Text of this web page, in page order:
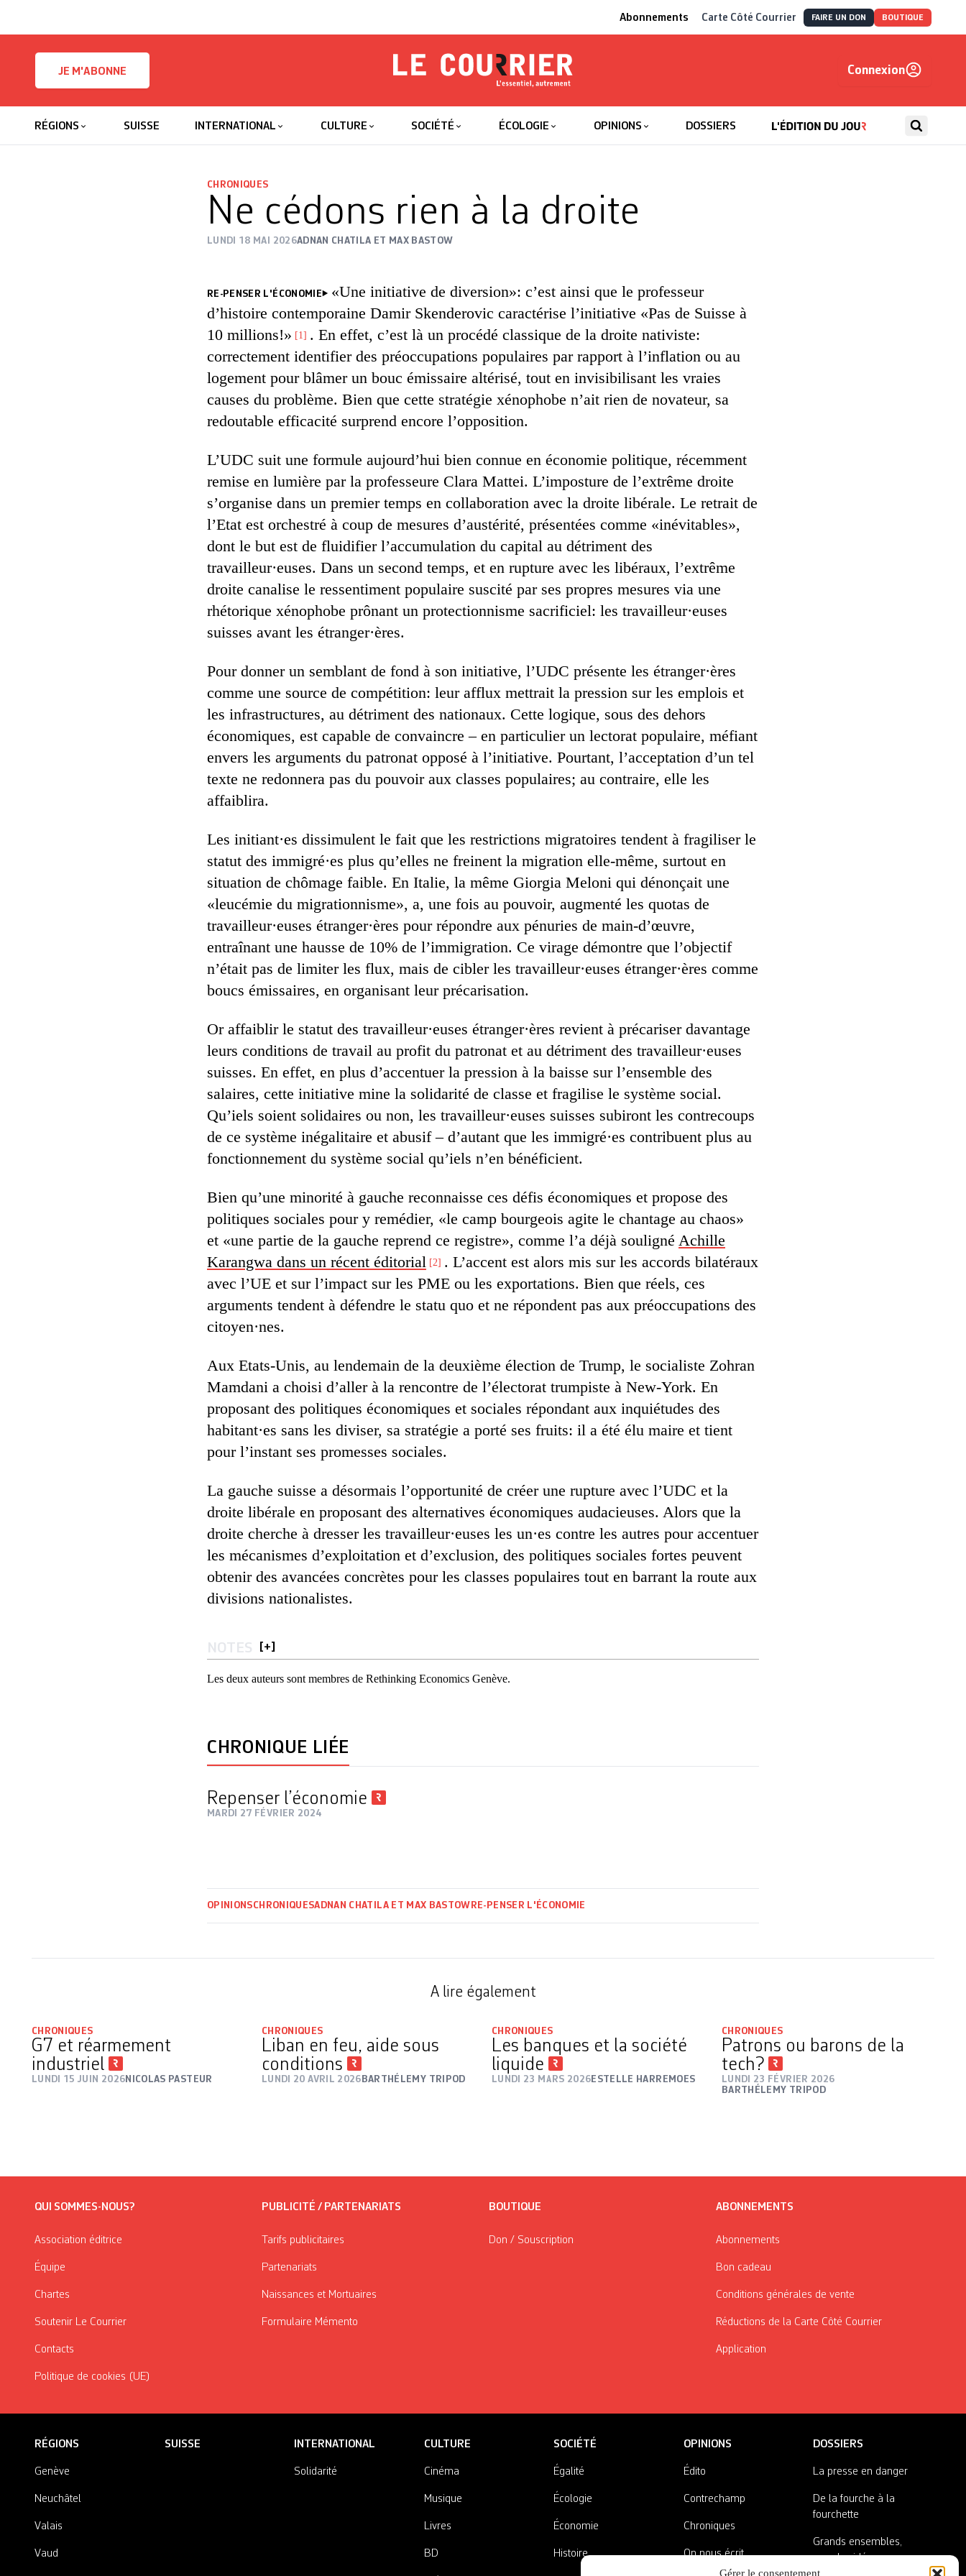
Gérer le consentement
Abonnements Carte Côté Courrier FAIRE UN DON BOUTIQUE
JE M'ABONNE
Le Courrier
Connexion
RÉGIONS SUISSE INTERNATIONAL CULTURE SOCIÉTÉ ÉCOLOGIE OPINIONS DOSSIERS
CHRONIQUES
Ne cédons rien à la droite
LUNDI 18 MAI 2026ADNAN CHATILA ET MAX BASTOW
RE-PENSER L'ÉCONOMIE
«Une initiative de diversion»: c’est ainsi que le professeur
d’histoire contemporaine Damir Skenderovic caractérise l’initiative «Pas de Suisse à
10 millions!»
1
. En effet, c’est là un procédé classique de la droite nativiste:
correctement identifier des préoccupations populaires par rapport à l’inflation ou au
logement pour blâmer un bouc émissaire altérisé, tout en invisibilisant les vraies
causes du problème. Bien que cette stratégie xénophobe n’ait rien de novateur, sa
redoutable efficacité surprend encore l’opposition.
L’UDC suit une formule aujourd’hui bien connue en économie politique, récemment
remise en lumière par la professeure Clara Mattei. L’imposture de l’extrême droite
s’organise dans un premier temps en collaboration avec la droite libérale. Le retrait de
l’Etat est orchestré à coup de mesures d’austérité, présentées comme «inévitables»,
dont le but est de fluidifier l’accumulation du capital au détriment des
travailleur·euses. Dans un second temps, et en rupture avec les libéraux, l’extrême
droite canalise le ressentiment populaire suscité par ses propres mesures via une
rhétorique xénophobe prônant un protectionnisme sacrificiel: les travailleur·euses
suisses avant les étranger·ères.
Pour donner un semblant de fond à son initiative, l’UDC présente les étranger·ères
comme une source de compétition: leur afflux mettrait la pression sur les emplois et
les infrastructures, au détriment des nationaux. Cette logique, sous des dehors
économiques, est capable de convaincre – en particulier un lectorat populaire, méfiant
envers les arguments du patronat opposé à l’initiative. Pourtant, l’acceptation d’un tel
texte ne redonnera pas du pouvoir aux classes populaires; au contraire, elle les
affaiblira.
Les initiant·es dissimulent le fait que les restrictions migratoires tendent à fragiliser le
statut des immigré·es plus qu’elles ne freinent la migration elle-même, surtout en
situation de chômage faible. En Italie, la même Giorgia Meloni qui dénonçait une
«leucémie du migrationnisme», a, une fois au pouvoir, augmenté les quotas de
travailleur·euses étranger·ères pour répondre aux pénuries de main-d’œuvre,
entraînant une hausse de 10% de l’immigration. Ce virage démontre que l’objectif
n’était pas de limiter les flux, mais de cibler les travailleur·euses étranger·ères comme
boucs émissaires, en organisant leur précarisation.
Or affaiblir le statut des travailleur·euses étranger·ères revient à précariser davantage
leurs conditions de travail au profit du patronat et au détriment des travailleur·euses
suisses. En effet, en plus d’accentuer la pression à la baisse sur l’ensemble des
salaires, cette initiative mine la solidarité de classe et fragilise le système social.
Qu’iels soient solidaires ou non, les travailleur·euses suisses subiront les contrecoups
de ce système inégalitaire et abusif – d’autant que les immigré·es contribuent plus au
fonctionnement du système social qu’iels n’en bénéficient.
Bien qu’une minorité à gauche reconnaisse ces défis économiques et propose des
politiques sociales pour y remédier, «le camp bourgeois agite le chantage au chaos»
et «une partie de la gauche reprend ce registre», comme l’a déjà souligné Achille
Karangwa dans un récent éditorial
2
. L’accent est alors mis sur les accords bilatéraux
avec l’UE et sur l’impact sur les PME ou les exportations. Bien que réels, ces
arguments tendent à défendre le statu quo et ne répondent pas aux préoccupations des
citoyen·nes.
Aux Etats-Unis, au lendemain de la deuxième élection de Trump, le socialiste Zohran
Mamdani a choisi d’aller à la rencontre de l’électorat trumpiste à New-York. En
proposant des politiques économiques et sociales répondant aux inquiétudes des
habitant·es sans les diviser, sa stratégie a porté ses fruits: il a été élu maire et tient
pour l’instant ses promesses sociales.
La gauche suisse a désormais l’opportunité de créer une rupture avec l’UDC et la
droite libérale en proposant des alternatives économiques audacieuses. Alors que la
droite cherche à dresser les travailleur·euses les un·es contre les autres pour accentuer
les mécanismes d’exploitation et d’exclusion, des politiques sociales fortes peuvent
obtenir des avancées concrètes pour les classes populaires tout en barrant la route aux
divisions nationalistes.
NOTES [+]
Les deux auteurs sont membres de Rethinking Economics Genève.
CHRONIQUE LIÉE
Repenser l’économie
MARDI 27 FÉVRIER 2024
OPINIONSCHRONIQUESADNAN CHATILA ET MAX BASTOW RE-PENSER L'ÉCONOMIE
A lire également
CHRONIQUES
G7 et réarmement
industriel
LUNDI 15 JUIN 2026 NICOLAS PASTEUR
CHRONIQUES
Liban en feu, aide sous
conditions
LUNDI 20 AVRIL 2026 BARTHÉLEMY TRIPOD
CHRONIQUES
Les banques et la société
liquide
LUNDI 23 MARS 2026 ESTELLE HARREMOES
CHRONIQUES
Patrons ou barons de la
tech?
LUNDI 23 FÉVRIER 2026
BARTHÉLEMY TRIPOD
QUI SOMMES-NOUS?
Association éditrice
Équipe
Chartes
Soutenir Le Courrier
Contacts
Politique de cookies (UE)
PUBLICITÉ / PARTENARIATS
Tarifs publicitaires
Partenariats
Naissances et Mortuaires
Formulaire Mémento
BOUTIQUE
Don / Souscription
ABONNEMENTS
Abonnements
Bon cadeau
Conditions générales de vente
Réductions de la Carte Côté Courrier
Application
RÉGIONS
Genève
Neuchâtel
Valais
Vaud
SUISSE INTERNATIONAL
Solidarité
CULTURE
Cinéma
Musique
Livres
BD
SOCIÉTÉ
Égalité
Écologie
Économie
Histoire
OPINIONS
Édito
Contrechamp
Chroniques
On nous écrit
DOSSIERS
La presse en danger
De la fourche à la
fourchette
Grands ensembles,
grandes idées